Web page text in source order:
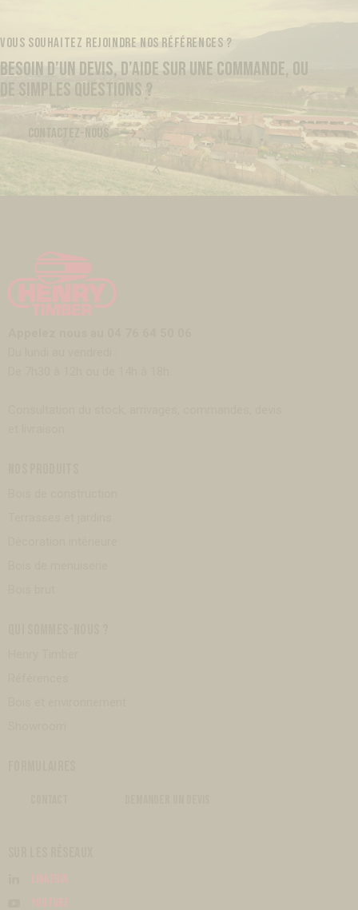
VOUS SOUHAITEZ REJOINDRE NOS RÉFÉRENCES ?
BESOIN D’UN DEVIS, D’AIDE SUR UNE COMMANDE, OU
DE SIMPLES QUESTIONS ?
CONTACTEZ-NOUS
Linkedin
Youtube